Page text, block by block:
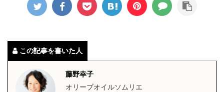
この記事を書いた人
藤野幸子
オリーブオイルソムリエ